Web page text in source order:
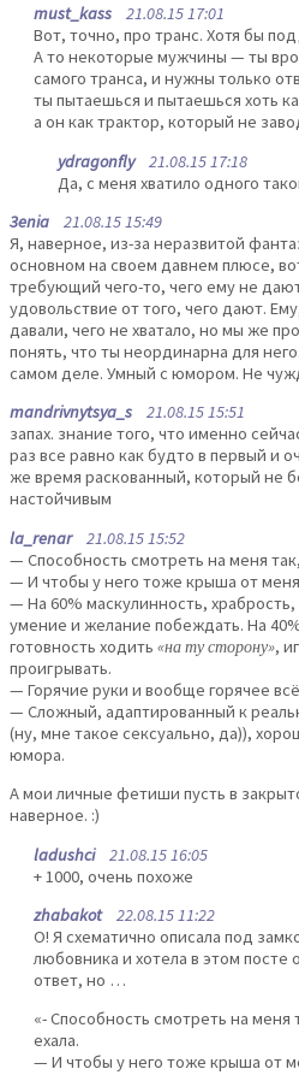
must_kass 21.08.15 17:01
Вот, точно, про транс. Хотя бы
А то некоторые мужчины — ты
самого транса, и нужны только
ты пытаешься и пытаешься хоть
а он как трактор, который не
ydragonfly21.08.15 17:18
Да, с меня хватило одного
3enia 21.08.15 15:49
Я, наверное, из-за неразвитой
основном на своем давнем плюсе,
требующий чего-то, чего ему не
удовольствие от того, чего дают.
давали, чего не хватало, но мы же
понять, что ты неординарна для
самом деле. Умный с юмором. Не
mandrivnytsya_s 21.08.15 15:51
запах. знание того, что именно
раз все равно как будто в первый и
же время раскованный, который не
настойчивым
la_renar21.08.15 15:52
— Способность смотреть на меня
— И чтобы у него тоже крыша от меня
— На 60% маскулинность,
умение и желание побеждать. На
готовность ходить «на ту сторону»,
проигрывать.
— Горячие руки и вообще горячее
— Сложный, адаптированный к
(ну, мне такое сексуально, да)),
юмора.
А мои личные фетиши пусть в
наверное. :)
ladushci21.08.15 16:05
+ 1000, очень похоже
zhabakot22.08.15 11:22
О! Я схематично описала под
любовника и хотела в этом посте
ответ, но …
«- Способность смотреть на
ехала.
— И чтобы у него тоже крыша от